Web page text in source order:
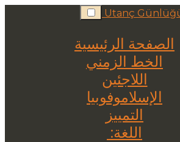
Skip
to
الصفحة الرئيسية
الخط الزمني
اللاجئين
الإسلاموفوبيا
التمييز
اللغة: